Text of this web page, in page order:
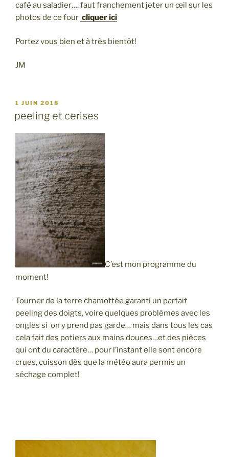
café au saladier…. faut franchement jeter un œil sur les
photos de ce four cliquer ici
Portez vous bien et à très bientôt!
JM
PUBLIÉ
1 JUIN 2018
peeling et cerises
C’est mon programme du
moment!
Tourner de la terre chamottée garanti un parfait
peeling des doigts, voire quelques problèmes avec les
ongles si on y prend pas garde… mais dans tous les cas
cela fait des potiers aux mains douces…et des pièces
qui ont du caractère… pour l’instant elle sont encore
crues, cuisson dès que la météo aura permis un
séchage complet!